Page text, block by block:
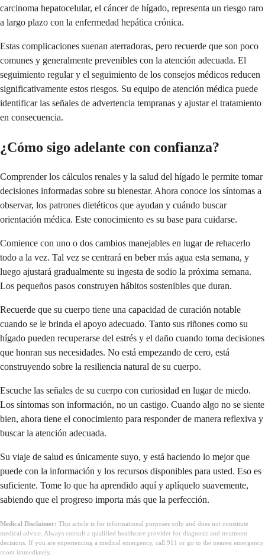
carcinoma hepatocelular, el cáncer de hígado, representa un riesgo raro
a largo plazo con la enfermedad hepática crónica.
Estas complicaciones suenan aterradoras, pero recuerde que son poco
comunes y generalmente prevenibles con la atención adecuada. El
seguimiento regular y el seguimiento de los consejos médicos reducen
significativamente estos riesgos. Su equipo de atención médica puede
identificar las señales de advertencia tempranas y ajustar el tratamiento
en consecuencia.
¿Cómo sigo adelante con confianza?
Comprender los cálculos renales y la salud del hígado le permite tomar
decisiones informadas sobre su bienestar. Ahora conoce los síntomas a
observar, los patrones dietéticos que ayudan y cuándo buscar
orientación médica. Este conocimiento es su base para cuidarse.
Comience con uno o dos cambios manejables en lugar de rehacerlo
todo a la vez. Tal vez se centrará en beber más agua esta semana, y
luego ajustará gradualmente su ingesta de sodio la próxima semana.
Los pequeños pasos construyen hábitos sostenibles que duran.
Recuerde que su cuerpo tiene una capacidad de curación notable
cuando se le brinda el apoyo adecuado. Tanto sus riñones como su
hígado pueden recuperarse del estrés y el daño cuando toma decisiones
que honran sus necesidades. No está empezando de cero, está
construyendo sobre la resiliencia natural de su cuerpo.
Escuche las señales de su cuerpo con curiosidad en lugar de miedo.
Los síntomas son información, no un castigo. Cuando algo no se siente
bien, ahora tiene el conocimiento para responder de manera reflexiva y
buscar la atención adecuada.
Su viaje de salud es únicamente suyo, y está haciendo lo mejor que
puede con la información y los recursos disponibles para usted. Eso es
suficiente. Tome lo que ha aprendido aquí y aplíquelo suavemente,
sabiendo que el progreso importa más que la perfección.
Medical Disclaimer: This article is for informational purposes only and does not constitute
medical advice. Always consult a qualified healthcare provider for diagnosis and treatment
decisions. If you are experiencing a medical emergency, call 911 or go to the nearest emergency
room immediately.